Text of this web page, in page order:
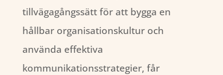
tillvägagångssätt för att bygga en
hållbar organisationskultur och
använda effektiva
kommunikationsstrategier, får